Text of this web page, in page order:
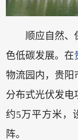
顺应自然、
色低碳发展。在
物流园内，贵阳
分布式光伏发电
约5万平方米，
阵。